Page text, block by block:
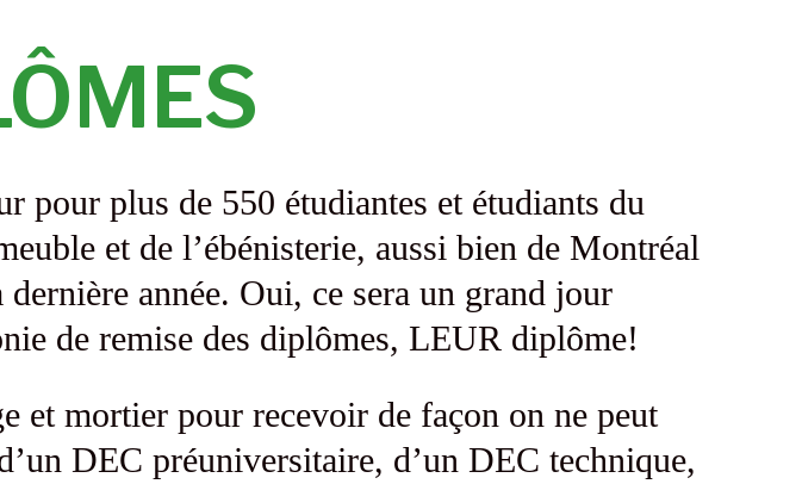
pour plus de 550 étudiantes et étudiants du
et de l’ébénisterie, aussi bien de Montréal
année. Oui, ce sera un grand jour
de remise des diplômes, LEUR diplôme!
et mortier pour recevoir de façon on ne peut
DEC préuniversitaire, d’un DEC technique,